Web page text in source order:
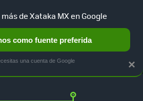
MERCADO LIBRE ×
de Xataka MX en Google
como fuente preferida
una cuenta de Google